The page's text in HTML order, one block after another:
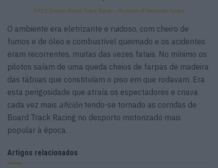
1912 Indian Board Track Racer – Museum of American Speed
O ambiente era eletrizante e ruidoso, com cheiro de
fumos e de óleo e combustível queimado e os acidentes
eram recorrentes, muitas das vezes fatais. No mínimo os
pilotos saíam de uma queda cheios de farpas de madeira
das tábuas que constituíam o piso em que rodavam. Era
esta perigosidade que atraía os espectadores e criava
cada vez mais afición tendo-se tornado as corridas de
Board Track Racing no desporto motorizado mais
popular à época.
Artigos relacionados